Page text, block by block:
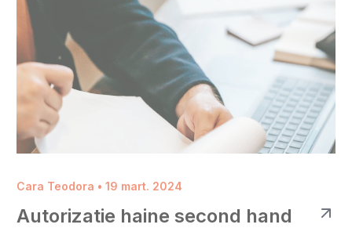
Cara Teodora • 19 mart. 2024
Autorizatie haine second hand